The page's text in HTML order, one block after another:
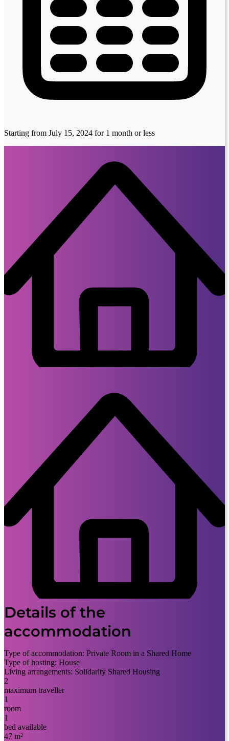
Starting from July 15, 2024 for 1 month or less
Details of the
accommodation
Type of accommodation: Private Room in a Shared Home
Type of hosting: House
Living arrangements: Solidarity Shared Housing
2
maximum traveller
1
room
1
bed available
47 m²